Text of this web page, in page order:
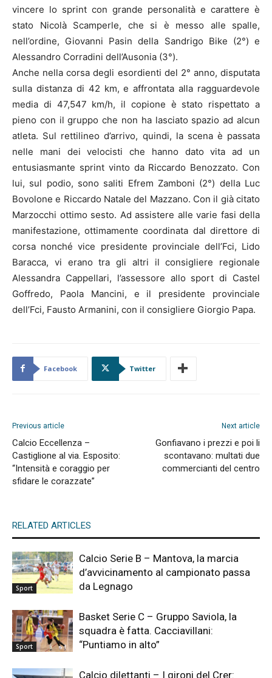
vincere lo sprint con grande personalità e carattere è
stato Nicolà Scamperle, che si è messo alle spalle,
nell’ordine, Giovanni Pasin della Sandrigo Bike (2°) e
Alessandro Corradini dell’Ausonia (3°).
Anche nella corsa degli esordienti del 2° anno, disputata
sulla distanza di 42 km, e affrontata alla ragguardevole
media di 47,547 km/h, il copione è stato rispettato a
pieno con il gruppo che non ha lasciato spazio ad alcun
atleta. Sul rettilineo d’arrivo, quindi, la scena è passata
nelle mani dei velocisti che hanno dato vita ad un
entusiasmante sprint vinto da Riccardo Benozzato. Con
lui, sul podio, sono saliti Efrem Zamboni (2°) della Luc
Bovolone e Riccardo Natale del Mazzano. Con il già citato
Marzocchi ottimo sesto. Ad assistere alle varie fasi della
manifestazione, ottimamente coordinata dal direttore di
corsa nonché vice presidente provinciale dell’Fci, Lido
Baracca, vi erano tra gli altri il consigliere regionale
Alessandra Cappellari, l’assessore allo sport di Castel
Goffredo, Paola Mancini, e il presidente provinciale
dell’Fci, Fausto Armanini, con il consigliere Giorgio Papa.
Facebook Twitter
Previous article
Calcio Eccellenza –
Castiglione al via. Esposito:
“Intensità e coraggio per
sfidare le corazzate”
Next article
Gonfiavano i prezzi e poi li
scontavano: multati due
commercianti del centro
RELATED ARTICLES
Sport
Calcio Serie B – Mantova, la marcia
d’avvicinamento al campionato passa
da Legnago
Sport
Basket Serie C – Gruppo Saviola, la
squadra è fatta. Cacciavillani:
“Puntiamo in alto”
Calcio dilettanti – I gironi del Crer: